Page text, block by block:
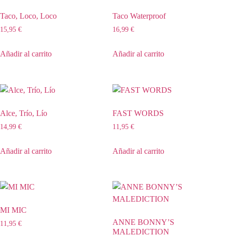
Taco, Loco, Loco
15,95 €
Añadir al carrito
Taco Waterproof
16,99 €
Añadir al carrito
Alce, Trío, Lío
14,99 €
Añadir al carrito
FAST WORDS
11,95 €
Añadir al carrito
MI MIC
11,95 €
ANNE BONNY’S
MALEDICTION